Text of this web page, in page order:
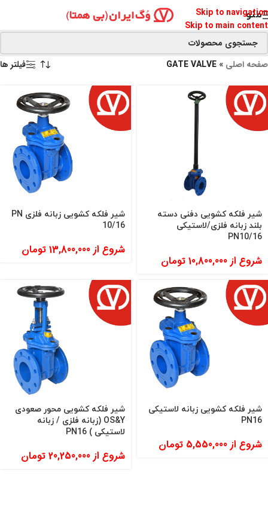
Skip to navigation
Skip to main content
منو
صفحه اصلی »
GATE VALVE فیلتر ها
شیر فلکه کشویی دفنی دسته
بلند زبانه فلزی/لاستیکی
16/PN10
شروع از10,800,000 تومان
شیر فلکه کشویی زبانه فلزی PN
10/16
شروع از13,800,000 تومان
شیر فلکه کشویی زبانه لاستیکی
PN16
شروع از 5,550,000 تومان
شیر فلکه کشویی محور صعودی
OS&Y (زبانه فلزی / زبانه
لاستیکی ) PN16
شروع از 20,250,000 تومان